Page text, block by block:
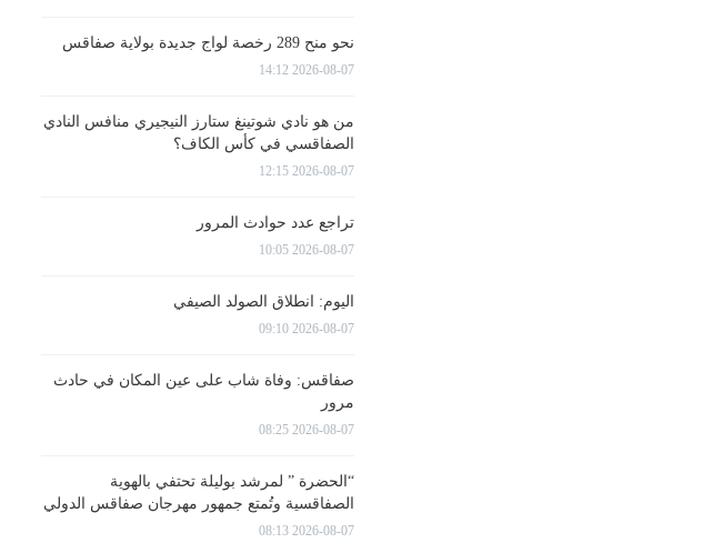
نحو منح 289 رخصة لواج جديدة بولاية صفاقس
2026-08-07 14:12
من هو نادي شوتينغ ستارز النيجيري منافس النادي
الصفاقسي في كأس الكاف؟
2026-08-07 12:15
تراجع عدد حوادث المرور
2026-08-07 10:05
اليوم: انطلاق الصولد الصيفي
2026-08-07 09:10
صفاقس: وفاة شاب على عين المكان في حادث
مرور
2026-08-07 08:25
“الحضرة ” لمرشد بوليلة تحتفي بالهوية
الصفاقسية وتُمتع جمهور مهرجان صفاقس الدولي
2026-08-07 08:13